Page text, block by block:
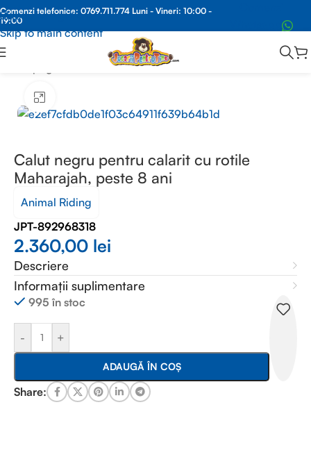
Skip to navigation
Skip to main content
Comenzi telefonice: 0769.711.774 Luni - Vineri: 10:00 -
19:00
Whatsapp
CAL, PONEI PLUS JUCARIE CALARIT
Calut negru pentru calarit cu rotile
Maharajah, peste 8 ani
Animal Riding
JPT-892968318
2.360,00 lei
Descriere
Informații suplimentare
995 în stoc
- +
ADAUGĂ ÎN COȘ
Share: